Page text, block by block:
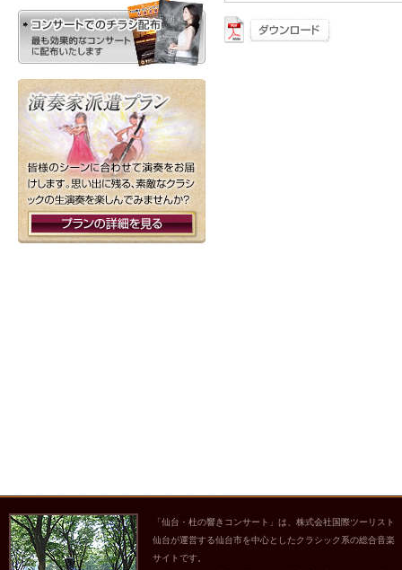
「仙台・杜の響きコンサート」は、株式会社国際ツーリスト
仙台が運営する仙台市を中心としたクラシック系の総合音楽
サイトです。